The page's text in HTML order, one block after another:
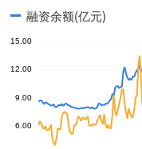
融资余额(亿元)